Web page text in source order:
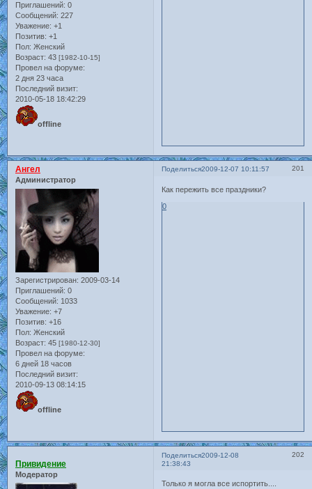
Приглашений: 0
Сообщений: 227
Уважение: +1
Позитив: +1
Пол: Женский
Возраст: 43 [1982-10-15]
Провел на форуме:
2 дня 23 часа
Последний визит:
2010-05-18 18:42:29
offline
Поделиться 201
2009-12-07 10:11:57
Ангел
Администратор
Зарегистрирован: 2009-03-14
Приглашений: 0
Сообщений: 1033
Уважение: +7
Позитив: +16
Пол: Женский
Возраст: 45 [1980-12-30]
Провел на форуме:
6 дней 18 часов
Последний визит:
2010-09-13 08:14:15
offline
Как пережить все праздники?
0
Поделиться 202
2009-12-08
21:38:43
Привидение
Модератор
Только я могла все испортить....